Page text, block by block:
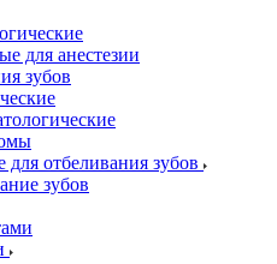
для анестезии
зубов
для отбеливания зубов
зубов